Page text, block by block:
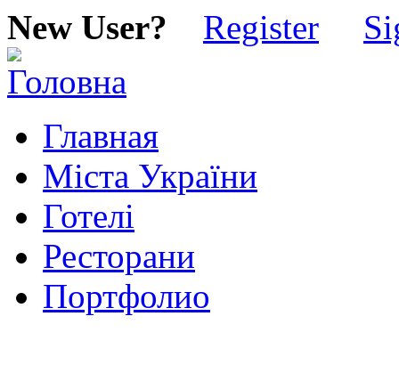
New User? Register
Главная
Міста України
Готелі
Ресторани
Портфолио